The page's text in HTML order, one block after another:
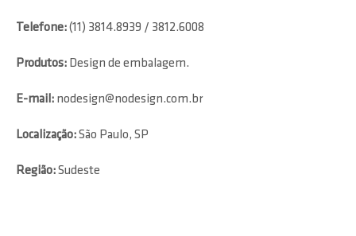
Telefone:(11) 3814.8939 / 3812.6008
Produtos: Design de embalagem.
E-mail: nodesign@nodesign.com.br
Localização:São Paulo, SP
Região:Sudeste